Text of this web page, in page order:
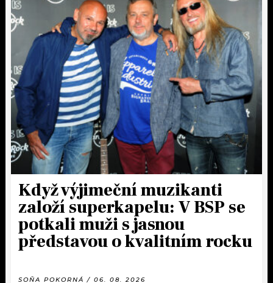
Když výjimeční muzikanti
založí superkapelu: V BSP se
potkali muži s jasnou
představou o kvalitním rocku
SOŇA POKORNÁ / 06. 08. 2026